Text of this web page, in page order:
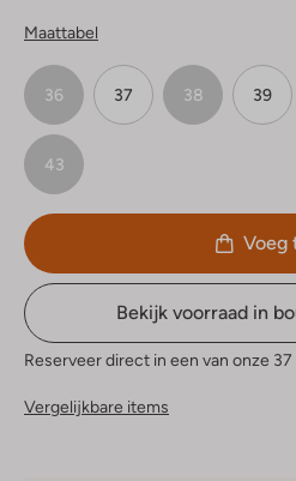
Maattabel
36 37 38 39
43
Voeg
Bekijk voorraad in
Reserveer direct in een van onze
Vergelijkbare items